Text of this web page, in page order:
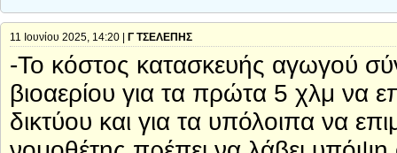
11 Ιουνίου 2025, 14:20 | Γ ΤΣΕΛΕΠΗΣ
-Το κόστος κατασκευής αγωγού
βιοαερίου για τα πρώτα 5 χλμ να
δικτύου και για τα υπόλοιπα να